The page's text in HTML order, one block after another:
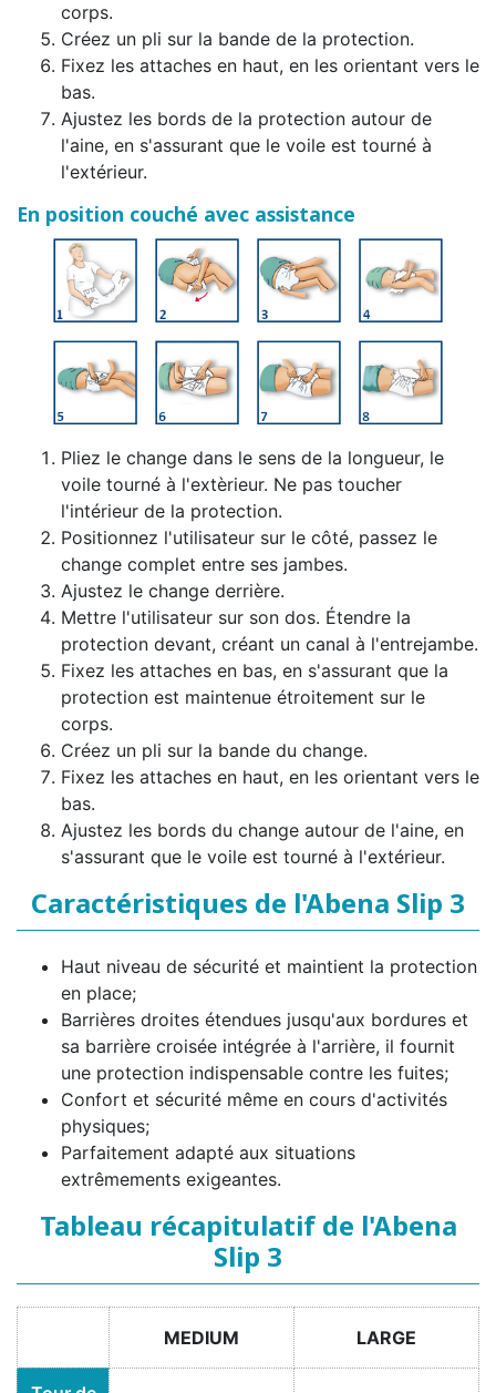
corps.
Créez un pli sur la bande de la protection.
Fixez les attaches en haut, en les orientant vers le
bas.
Ajustez les bords de la protection autour de
l'aine, en s'assurant que le voile est tourné à
l'extérieur.
En position couché avec assistance
Pliez le change dans le sens de la longueur, le
voile tourné à l'extèrieur. Ne pas toucher
l'intérieur de la protection.
Positionnez l'utilisateur sur le côté, passez le
change complet entre ses jambes.
Ajustez le change derrière.
Mettre l'utilisateur sur son dos. Étendre la
protection devant, créant un canal à l'entrejambe.
Fixez les attaches en bas, en s'assurant que la
protection est maintenue étroitement sur le
corps.
Créez un pli sur la bande du change.
Fixez les attaches en haut, en les orientant vers le
bas.
Ajustez les bords du change autour de l'aine, en
s'assurant que le voile est tourné à l'extérieur.
Caractéristiques de l'Abena Slip 3
Haut niveau de sécurité et maintient la protection
en place;
Barrières droites étendues jusqu'aux bordures et
sa barrière croisée intégrée à l'arrière, il fournit
une protection indispensable contre les fuites;
Confort et sécurité même en cours d'activités
physiques;
Parfaitement adapté aux situations
extrêmements exigeantes.
Tableau récapitulatif de l'Abena
Slip 3
MEDIUM LARGE